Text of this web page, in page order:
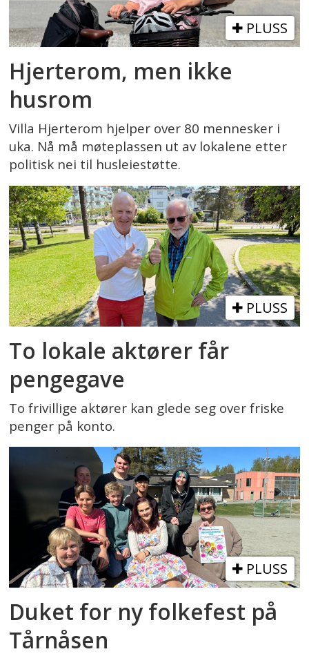
PLUSS
Hjerterom, men ikke
husrom
Villa Hjerterom hjelper over 80 mennesker i
uka. Nå må møteplassen ut av lokalene etter
politisk nei til husleiestøtte.
PLUSS
To lokale aktører får
pengegave
To frivillige aktører kan glede seg over friske
penger på konto.
PLUSS
Duket for ny folkefest på
Tårnåsen